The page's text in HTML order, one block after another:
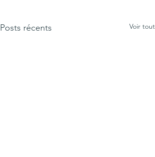
Posts récents Voir tout